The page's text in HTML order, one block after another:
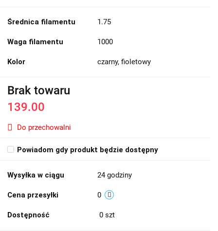
Średnica filamentu 1.75
Waga filamentu 1000
Kolor czarny, fioletowy
Brak towaru
139.00
Do przechowalni
Powiadom gdy produkt będzie dostępny
Wysyłka w ciągu 24 godziny
Cena przesyłki 0
Dostępność 0 szt